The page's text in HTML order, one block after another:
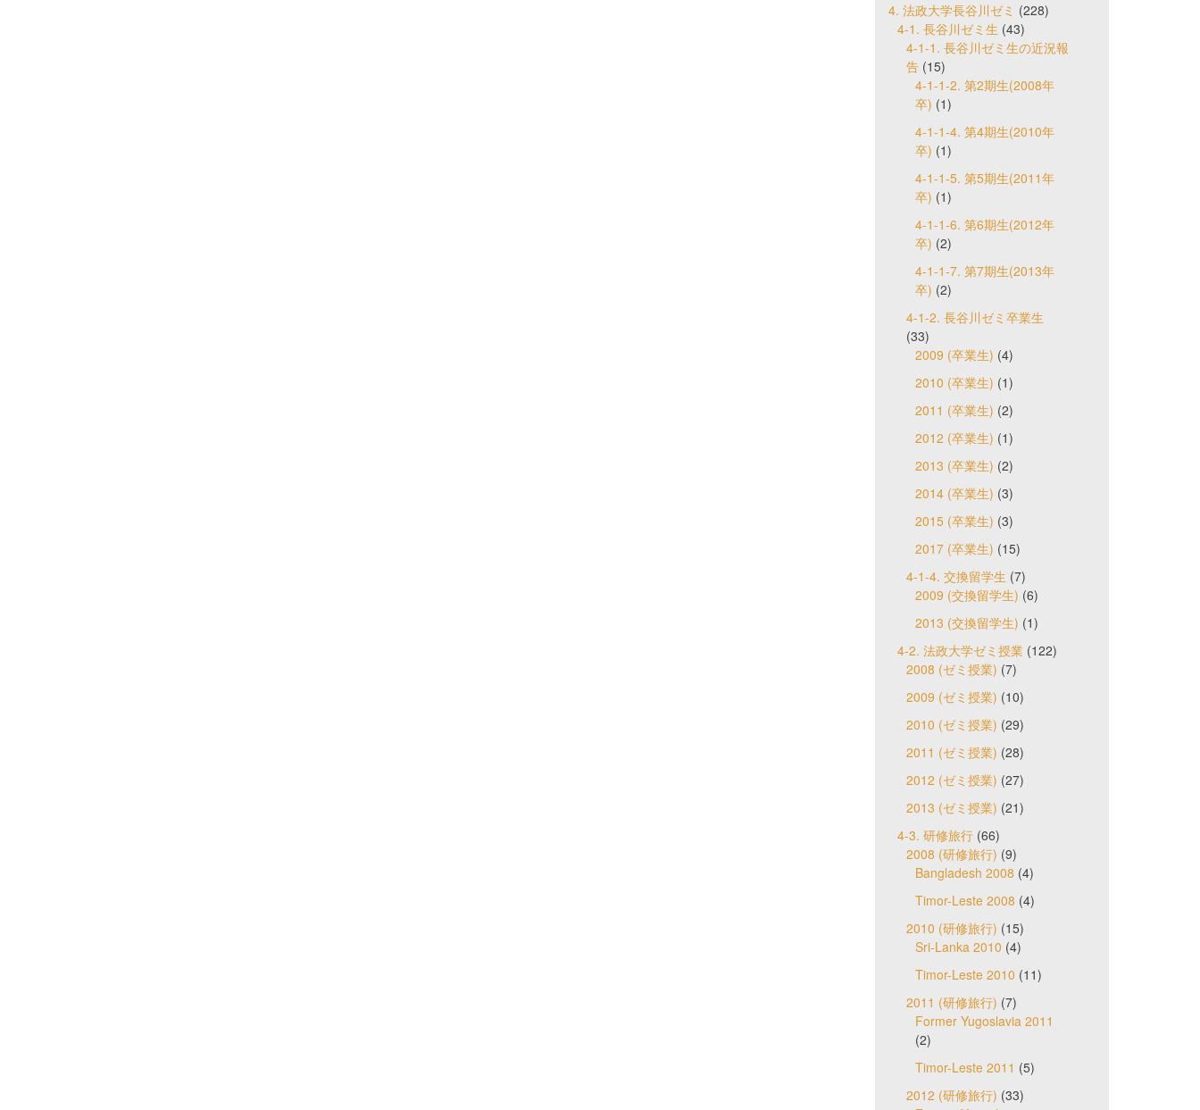
4. 法政大学長谷川ゼミ (228)
4-1. 長谷川ゼミ生 (43)
4-1-1. 長谷川ゼミ生の近況報
告(15)
4-1-1-2. 第2期生(2008年
卒) (1)
4-1-1-4. 第4期生(2010年
卒) (1)
4-1-1-5. 第5期生(2011年
卒) (1)
4-1-1-6. 第6期生(2012年
卒) (2)
4-1-1-7. 第7期生(2013年
卒) (2)
4-1-2. 長谷川ゼミ卒業生
(33)
2009 (卒業生) (4)
2010 (卒業生) (1)
2011 (卒業生) (2)
2012 (卒業生) (1)
2013 (卒業生) (2)
2014 (卒業生) (3)
2015 (卒業生) (3)
2017 (卒業生) (15)
4-1-4. 交換留学生 (7)
2009 (交換留学生) (6)
2013 (交換留学生) (1)
4-2. 法政大学ゼミ授業(122)
2008 (ゼミ授業) (7)
2009 (ゼミ授業) (10)
2010 (ゼミ授業) (29)
2011 (ゼミ授業) (28)
2012 (ゼミ授業) (27)
2013 (ゼミ授業) (21)
4-3. 研修旅行(66)
2008 (研修旅行) (9)
Bangladesh 2008 (4)
Timor-Leste 2008 (4)
2010 (研修旅行) (15)
Sri-Lanka 2010 (4)
Timor-Leste 2010 (11)
2011 (研修旅行) (7)
Former Yugoslavia 2011
(2)
Timor-Leste 2011 (5)
2012 (研修旅行) (33)